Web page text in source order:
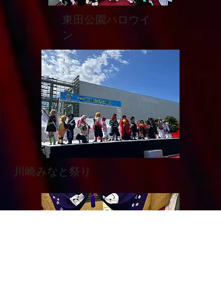
​東田公園ハロウイ
ン
​川崎みなと祭り